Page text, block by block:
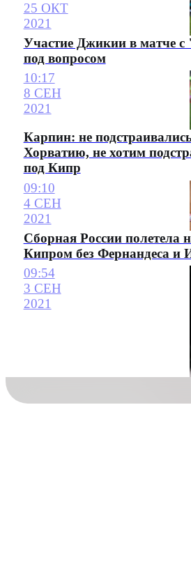
25 ОКТ
2021
Участие Джикии в матче
под вопросом
10:17
8 СЕН
2021
Карпин: не
Хорватию, не хотим
под Кипр
09:10
4 СЕН
2021
Сборная России полетела
Кипром без Фернандеса и
09:54
3 СЕН
2021